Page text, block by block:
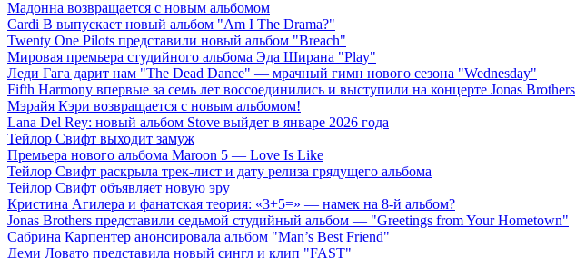
Мадонна возвращается с новым альбомом
Cardi B выпускает новый альбом "Am I The Drama?"
Twenty One Pilots представили новый альбом "Breach"
Мировая премьера студийного альбома Эда Ширана "Play"
Леди Гага дарит нам "The Dead Dance" — мрачный гимн нового сезона "Wednesday"
Fifth Harmony впервые за семь лет воссоединились и выступили на концерте Jonas Brothers
Мэрайя Кэри возвращается с новым альбомом!
Lana Del Rey: новый альбом Stove выйдет в январе 2026 года
Тейлор Свифт выходит замуж
Премьера нового альбома Maroon 5 — Love Is Like
Тейлор Свифт раскрыла трек-лист и дату релиза грядущего альбома
Тейлор Свифт объявляет новую эру
Кристина Агилера и фанатская теория: «3+5=» — намек на 8-й альбом?
Jonas Brothers представили седьмой студийный альбом — "Greetings from Your Hometown"
Сабрина Карпентер анонсировала альбом "Man’s Best Friend"
Деми Ловато представила новый сингл и клип "FAST"